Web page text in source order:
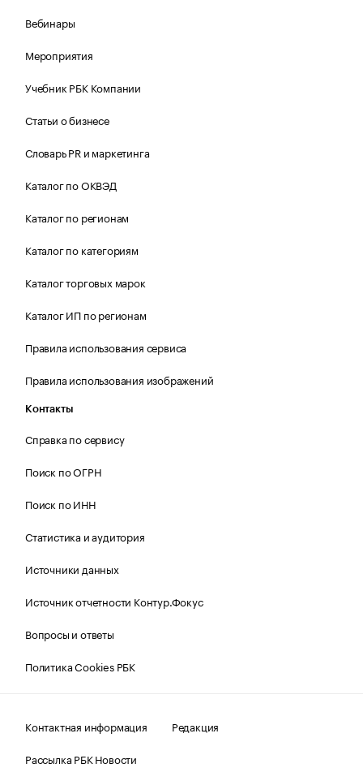
Вебинары
Мероприятия
Учебник РБК Компании
Статьи о бизнесе
Словарь PR и маркетинга
Каталог по ОКВЭД
Каталог по регионам
Каталог по категориям
Каталог торговых марок
Каталог ИП по регионам
Правила использования сервиса
Правила использования изображений
Контакты
Справка по сервису
Поиск по ОГРН
Поиск по ИНН
Статистика и аудитория
Источники данных
Источник отчетности Контур.Фокус
Вопросы и ответы
Политика Cookies РБК
Контактная информация
Редакция
Рассылка РБК Новости